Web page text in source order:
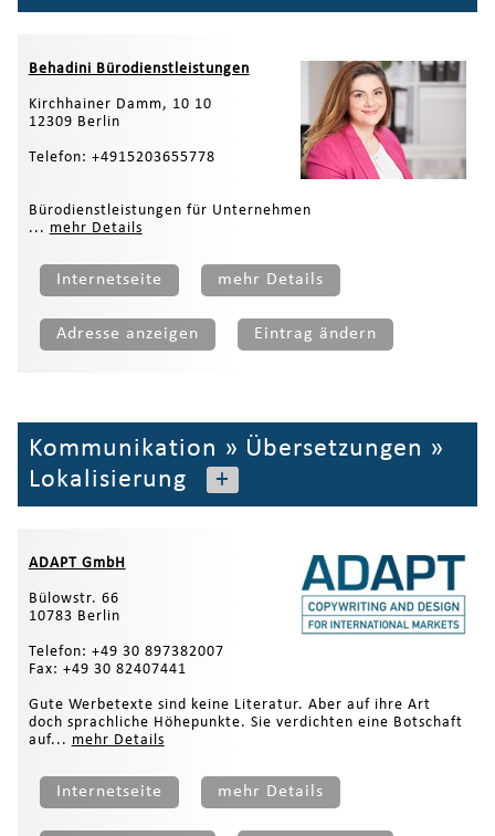
Behadini Bürodienstleistungen
Kirchhainer Damm, 10 10
12309 Berlin
Telefon: +4915203655778
Bürodienstleistungen für Unternehmen
... mehr Details
Internetseite mehr Details
Adresse anzeigen Eintrag ändern
Kommunikation » Übersetzungen »
Lokalisierung
+
ADAPT GmbH
Bülowstr. 66
10783 Berlin
Telefon: +49 30 897382007
Fax: +49 30 82407441
Gute Werbetexte sind keine Literatur. Aber auf ihre Art
doch sprachliche Höhepunkte. Sie verdichten eine Botschaft
auf... mehr Details
Internetseite mehr Details